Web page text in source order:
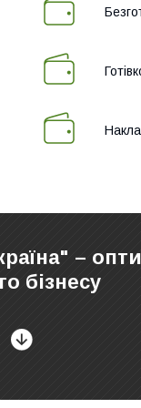
–
бізнесу